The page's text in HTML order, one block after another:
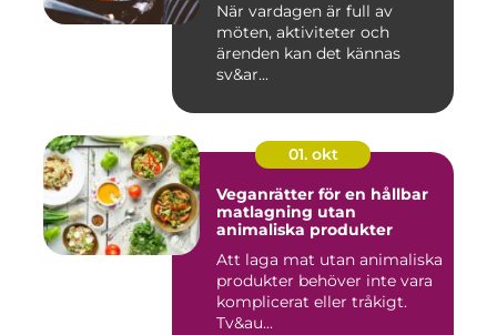
När vardagen är full av
möten, aktiviteter och
ärenden kan det kännas
sv&ar...
01. okt
Veganrätter för en hållbar
matlagning utan
animaliska produkter
Att laga mat utan animaliska
produkter behöver inte vara
komplicerat eller tråkigt.
Tv&au...